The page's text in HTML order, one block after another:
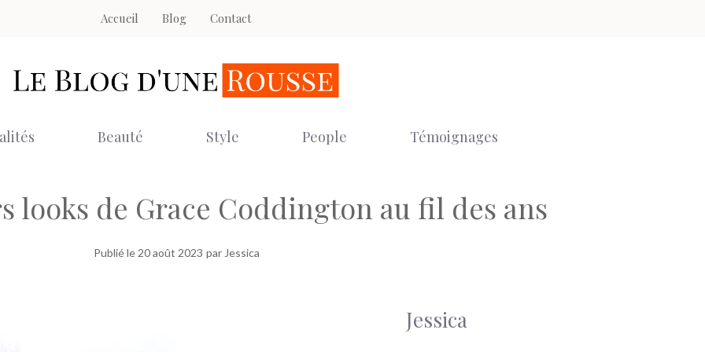
Accueil Blog Contact
Beauté Style People Témoignages
looks de Grace Coddington au fil des ans
Publié le 20 août 2023 par Jessica
Jessica